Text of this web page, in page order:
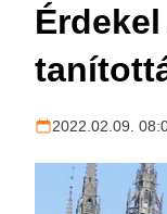
2022.02.09.